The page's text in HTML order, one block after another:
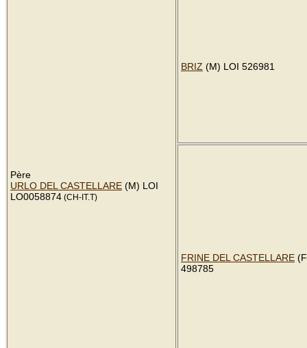
Père
URLO DEL CASTELLARE (M) LOI
LO0058874 (CH-IT.T)
BRIZ (M) LOI 526981
FRINE DEL CASTELLARE
498785